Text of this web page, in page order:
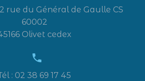
rue du Général de Gaulle CS
60002
Olivet cedex


: 02 38 69 17 45